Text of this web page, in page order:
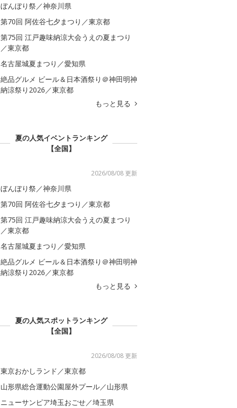
ぼんぼり祭／神奈川県
第70回 阿佐谷七夕まつり／東京都
第75回 江戸趣味納涼大会うえの夏まつり
／東京都
名古屋城夏まつり／愛知県
絶品グルメ ビール＆日本酒祭り＠神田明神
納涼祭り2026／東京都
もっと見る
夏の人気イベントランキング
【全国】
2026/08/08 更新
ぼんぼり祭／神奈川県
第70回 阿佐谷七夕まつり／東京都
第75回 江戸趣味納涼大会うえの夏まつり
／東京都
名古屋城夏まつり／愛知県
絶品グルメ ビール＆日本酒祭り＠神田明神
納涼祭り2026／東京都
もっと見る
夏の人気スポットランキング
【全国】
2026/08/08 更新
東京おかしランド／東京都
山形県総合運動公園屋外プール／山形県
ニューサンピア埼玉おごせ／埼玉県